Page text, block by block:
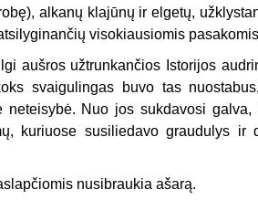
alkanų klajūnų ir elgetų,
visokiausiomis
aušros užtrunkančios Istorijos
svaigulingas buvo tas
neteisybė. Nuo jos sukdavosi galva,
kuriuose susiliedavo graudulys ir
nusibraukia ašarą.